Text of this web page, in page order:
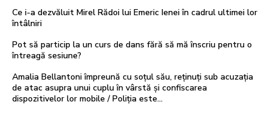
Ce i-a dezvăluit Mirel Rădoi lui Emeric Ienei în cadrul ultimei lor
întâlniri
Pot să particip la un curs de dans fără să mă înscriu pentru o
întreagă sesiune?
Amalia Bellantoni împreună cu soțul său, reținuți sub acuzația
de atac asupra unui cuplu în vârstă și confiscarea
dispozitivelor lor mobile / Poliția este...